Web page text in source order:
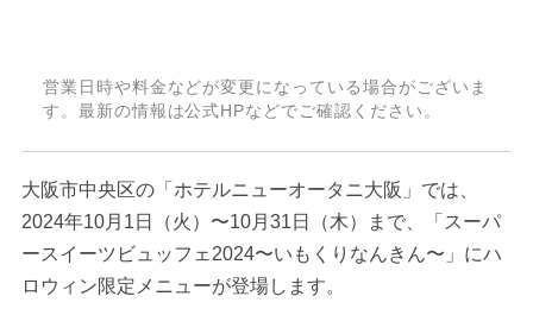
営業日時や料金などが変更になっている場合がございま
す。最新の情報は公式HPなどでご確認ください。
大阪市中央区の「ホテルニューオータニ大阪」では、
2024年10月1日（火）〜10月31日（木）まで、「スーパ
ースイーツビュッフェ2024〜いもくりなんきん〜」にハ
ロウィン限定メニューが登場します。